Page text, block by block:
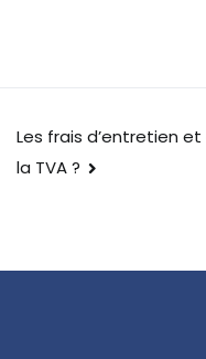
Les frais d’entretien
la TVA ?